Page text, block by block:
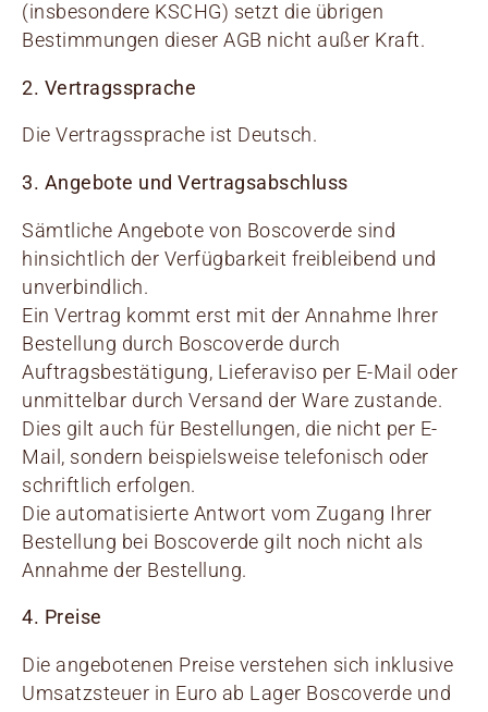
(insbesondere KSCHG) setzt die übrigen
Bestimmungen dieser AGB nicht außer Kraft.
2. Vertragssprache
Die Vertragssprache ist Deutsch.
3. Angebote und Vertragsabschluss
Sämtliche Angebote von Boscoverde sind
hinsichtlich der Verfügbarkeit freibleibend und
unverbindlich.
Ein Vertrag kommt erst mit der Annahme Ihrer
Bestellung durch Boscoverde durch
Auftragsbestätigung, Lieferaviso per E-Mail oder
unmittelbar durch Versand der Ware zustande.
Dies gilt auch für Bestellungen, die nicht per E-
Mail, sondern beispielsweise telefonisch oder
schriftlich erfolgen.
Die automatisierte Antwort vom Zugang Ihrer
Bestellung bei Boscoverde gilt noch nicht als
Annahme der Bestellung.
4. Preise
Die angebotenen Preise verstehen sich inklusive
Umsatzsteuer in Euro ab Lager Boscoverde und